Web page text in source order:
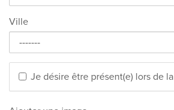
Ville
Je désire être présent(e) lors de